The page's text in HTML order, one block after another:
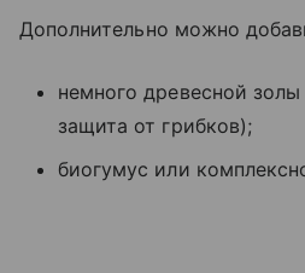
Дополнительно можно
немного древесной
защита от грибков);
биогумус или